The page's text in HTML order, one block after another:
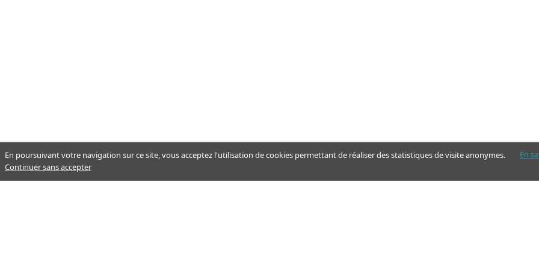
En poursuivant votre navigation sur ce site, vous acceptez l'utilisation de cookies permettant de réaliser des statistiques de visite anonymes. En
Continuer sans accepter